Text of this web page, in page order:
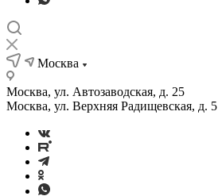
Москва
Москва, ул. Автозаводская, д. 25
Москва, ул. Верхняя Радищевская, д. 5